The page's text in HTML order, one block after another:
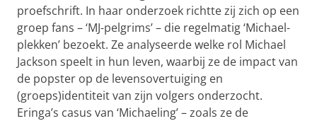
proefschrift. In haar onderzoek richtte zij zich op een
groep fans – ‘MJ-pelgrims’ – die regelmatig ‘Michael-
plekken’ bezoekt. Ze analyseerde welke rol Michael
Jackson speelt in hun leven, waarbij ze de impact van
de popster op de levensovertuiging en
(groeps)identiteit van zijn volgers onderzocht.
Eringa’s casus van ‘Michaeling’ – zoals ze de